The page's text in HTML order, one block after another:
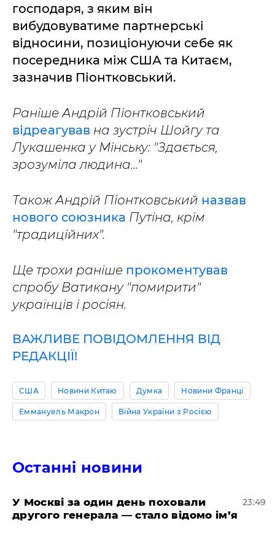
господаря, з яким він
вибудовуватиме партнерські
відносини, позиціонуючи себе як
посередника між США та Китаєм,
зазначив Піонтковський.
Раніше Андрій Піонтковський
відреагував на зустріч Шойгу та
Лукашенка у Мінську: "Здається,
зрозуміла людина..."
Також Андрій Піонтковський назвав
нового союзника Путіна, крім
"традиційних".
Ще трохи раніше прокоментував
спробу Ватикану "помирити"
українців і росіян.
ВАЖЛИВЕ ПОВІДОМЛЕННЯ ВІД
РЕДАКЦІЇ!
США Новини Китаю Думка Новини Франці
Еммануель Макрон Війна України з Росією
Останні новини
​У Москві за один день поховали
другого генерала — стало відомо ім’я
23:49